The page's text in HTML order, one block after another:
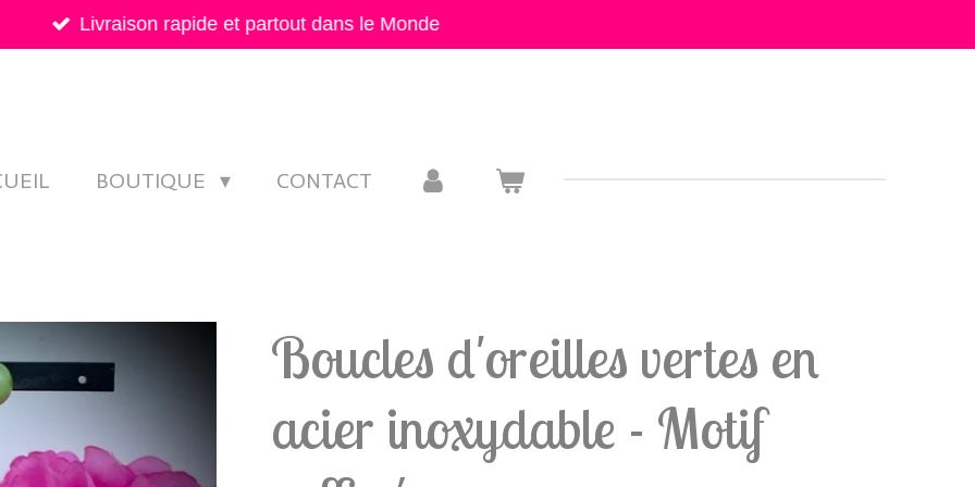
Livraison rapide et partout dans le Monde
BOUTIQUE CONTACT
Boucles d'oreilles vertes en
acier inoxydable - Motif